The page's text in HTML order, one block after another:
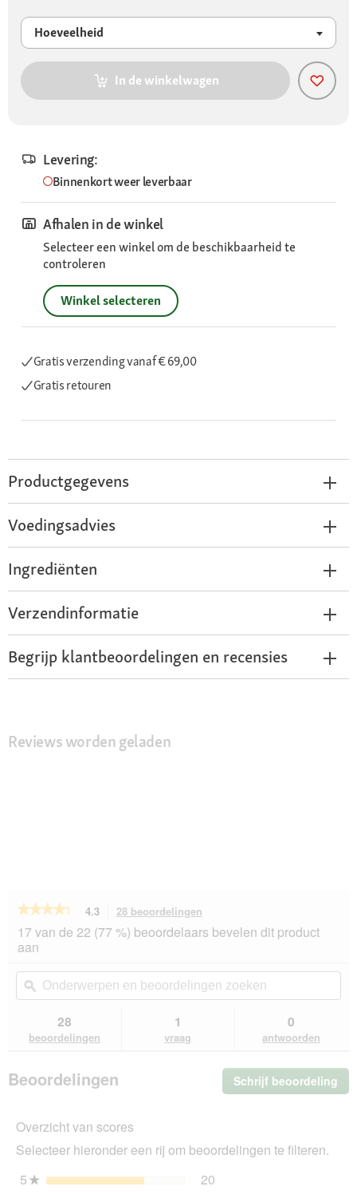
Hoeveelheid
In de winkelwagen
Levering:
Binnenkort weer leverbaar
Afhalen in de winkel
Selecteer een winkel om de beschikbaarheid te
controleren
Winkel selecteren
Gratis verzendingvanaf € 69,00
Gratis retouren
Productgegevens
Voedingsadvies
Ingrediënten
Verzendinformatie
Begrijp klantbeoordelingen en recensies
Reviews worden geladen
★★★★★
★★★★★
van
Beoordelingen
lezen
REAL
NATURE
Hert
g
4.3 28 beoordelingen
deze
actie
u
naar
beoordelingen.
17 van de 22 (77 %) beoordelaars bevelen dit product
aan
Onderwerpen
en
beoordelingen
ϙ
28
beoordelingen
1
vraag
0
antwoorden
Beoordelingen Schrijf beoordeling
Met
Overzicht van scores
Selecteer hieronder een rij om beoordelingen te filteren.
5★ sterren 20